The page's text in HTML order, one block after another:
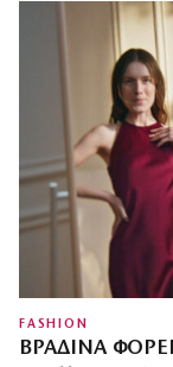
FASHION
ΒΡΑΔΙΝΆ